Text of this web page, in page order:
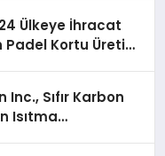
Ülkeye İhracat
Padel Kortu Üretim
Sıfır Karbon
Isıtma